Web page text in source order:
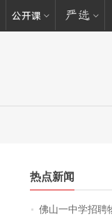
热点新闻
佛山一中学招聘物理教师，笔试前13